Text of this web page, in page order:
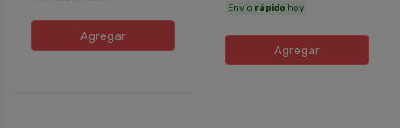
Agregar
Envío rápido hoy
Agregar